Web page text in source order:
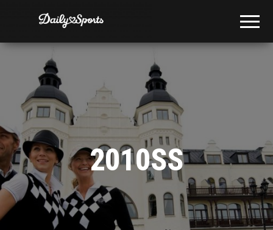
2010SS